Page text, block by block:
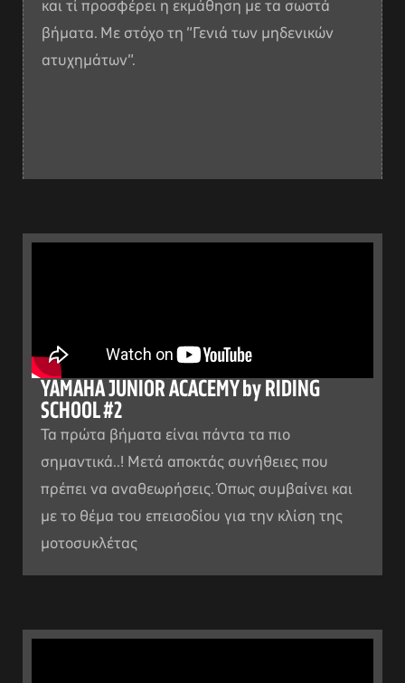
και τί προσφέρει η εκμάθηση με τα σωστά
βήματα. Με στόχο τη “Γενιά των μηδενικών
ατυχημάτων”.
YAMAHA JUNIOR ACACEMY by RIDING
SCHOOL #2
Τα πρώτα βήματα είναι πάντα τα πιο
σημαντικά..! Μετά αποκτάς συνήθειες που
πρέπει να αναθεωρήσεις. Όπως συμβαίνει και
με το θέμα του επεισοδίου για την κλίση της
μοτοσυκλέτας